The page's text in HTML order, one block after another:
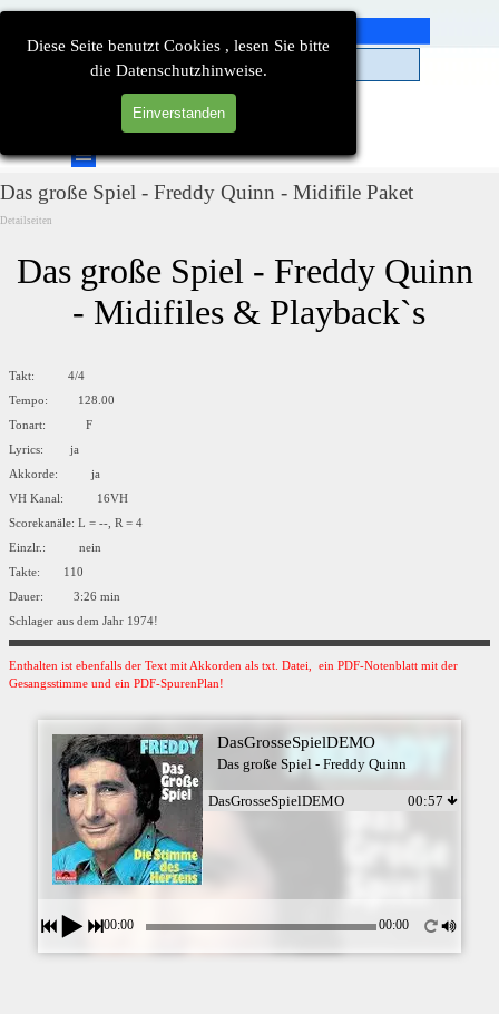
Diese Seite benutzt Cookies , lesen Sie bitte
die Datenschutzhinweise.
Einverstanden
Direkt zum Seiteninhalt
Menü überspringen
Das große Spiel - Freddy Quinn - Midifile Paket
Detailseiten
Das große Spiel - Freddy Quinn
- Midifiles & Playback`s
Takt: 4/4
Tempo: 128.00
Tonart: F
Lyrics: ja
Akkorde: ja
VH Kanal: 16VH
Scorekanäle: L = --, R = 4
Einzlr.: nein
Takte: 110
Dauer: 3:26 min
Schlager aus dem Jahr 1974!
Enthalten ist ebenfalls der Text mit Akkorden als txt. Datei, ein PDF-Notenblatt mit der
Gesangsstimme und ein PDF-SpurenPlan!
DasGrosseSpielDEMO
Das große Spiel - Freddy Quinn
DasGrosseSpielDEMO 00:57
00:00 00:00